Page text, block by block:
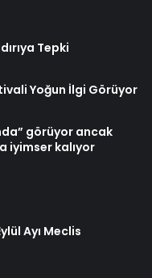
Tepki
Yoğun İlgi Görüyor
görüyor ancak
iyimser kalıyor
Ayı Meclis